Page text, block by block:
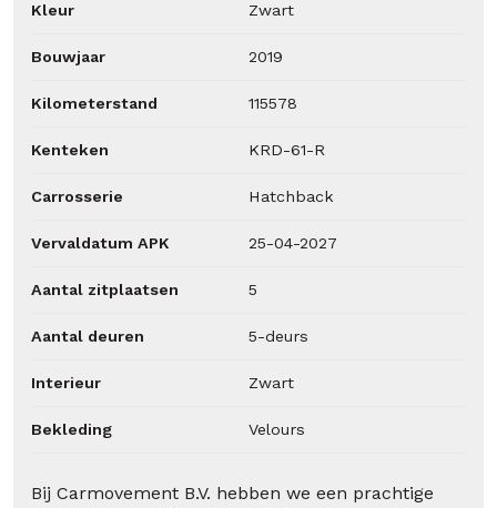
Kleur Zwart
Bouwjaar 2019
Kilometerstand 115578
Kenteken KRD-61-R
Carrosserie Hatchback
Vervaldatum APK 25-04-2027
Aantal zitplaatsen 5
Aantal deuren 5-deurs
Interieur Zwart
Bekleding Velours
Bij Carmovement B.V. hebben we een prachtige